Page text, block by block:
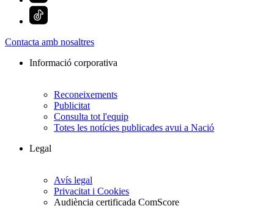
Contacta amb nosaltres
Informació corporativa
Reconeixements
Publicitat
Consulta tot l'equip
Totes les notícies publicades avui a Nació
Legal
Avís legal
Privacitat i Cookies
Audiència certificada ComScore